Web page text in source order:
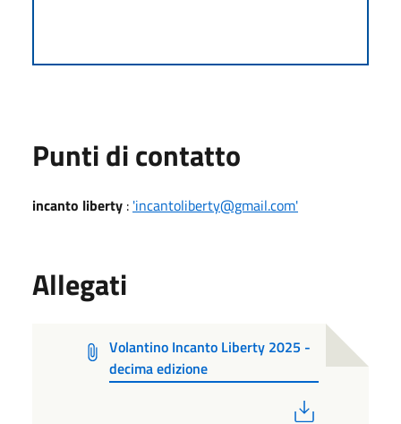
Punti di contatto
incanto liberty : 'incantoliberty@gmail.com'
Allegati
Volantino Incanto Liberty 2025 -
decima edizione